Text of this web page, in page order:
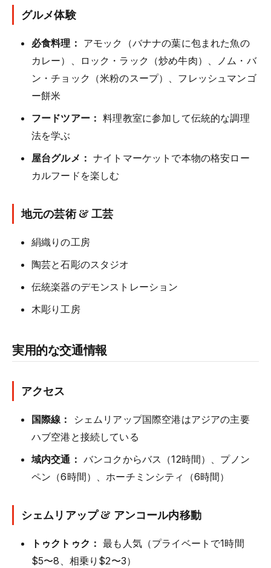
グルメ体験
必食料理： アモック（バナナの葉に包まれた魚の
カレー）、ロック・ラック（炒め牛肉）、ノム・バ
ン・チョック（米粉のスープ）、フレッシュマンゴ
ー餅米
フードツアー： 料理教室に参加して伝統的な調理
法を学ぶ
屋台グルメ： ナイトマーケットで本物の格安ロー
カルフードを楽しむ
地元の芸術 & 工芸
絹織りの工房
陶芸と石彫のスタジオ
伝統楽器のデモンストレーション
木彫り工房
実用的な交通情報
アクセス
国際線：
シェムリアップ国際空港はアジアの主要
ハブ空港と接続している
域内交通： バンコクからバス（12時間）、プノン
ペン（6時間）、ホーチミンシティ（6時間）
シェムリアップ & アンコール内移動
トゥクトゥク： 最も人気（プライベートで1時間
$5〜8、相乗り$2〜3）